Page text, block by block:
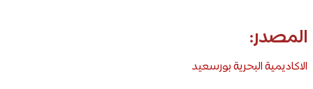
المصدر:
الاكاديمية البحرية بورسعيد